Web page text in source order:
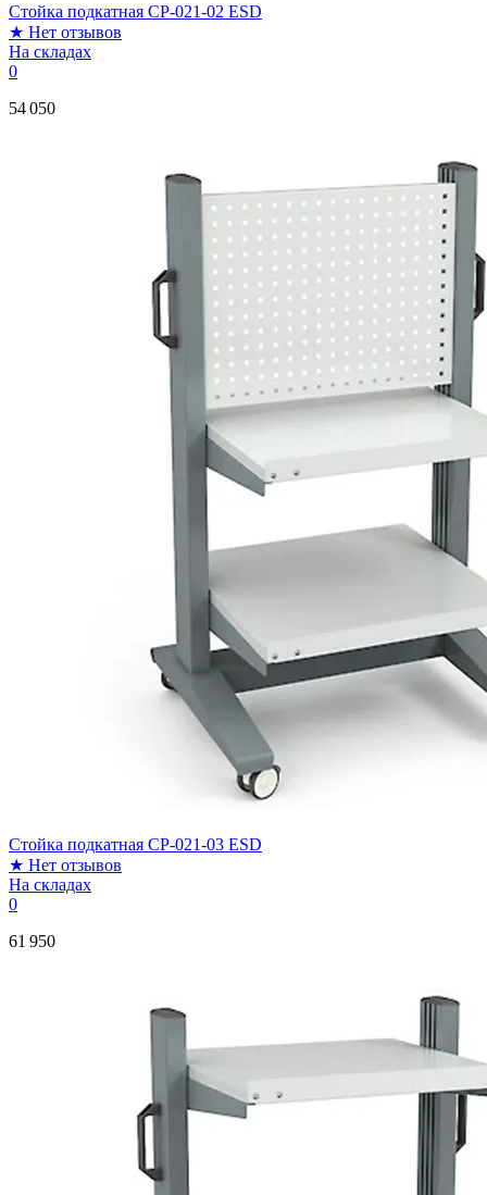
Стойка подкатная CP-021-02 ESD
★ Нет отзывов
На складах
0
54 050
Стойка подкатная CP-021-03 ESD
★ Нет отзывов
На складах
0
61 950